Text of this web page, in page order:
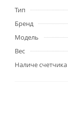
Тип
Бренд
Модель
Вес
Наличе счетчика